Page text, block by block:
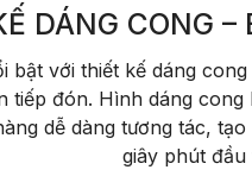
DÁNG CONG
bật với thiết kế dáng
tiếp đón. Hình dáng
dễ dàng tương tác,
giây phút đầu